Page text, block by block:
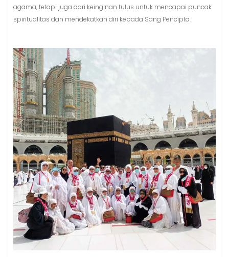
agama, tetapi juga dari keinginan tulus untuk mencapai puncak
spiritualitas dan mendekatkan diri kepada Sang Pencipta.